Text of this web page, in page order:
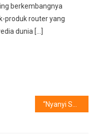
berkembangnya
produk router yang
dunia […]